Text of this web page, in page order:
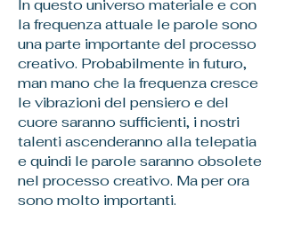
In questo universo materiale e con
la frequenza attuale le parole sono
una parte importante del processo
creativo. Probabilmente in futuro,
man mano che la frequenza cresce
le vibrazioni del pensiero e del
cuore saranno sufficienti, i nostri
talenti ascenderanno alla telepatia
e quindi le parole saranno obsolete
nel processo creativo. Ma per ora
sono molto importanti.